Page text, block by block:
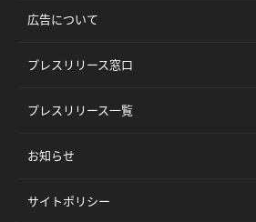
広告について
プレスリリース窓口
プレスリリース一覧
お知らせ
サイトポリシー